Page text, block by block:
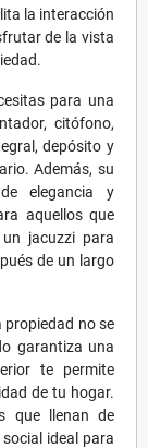
la interacción
de la vista
para una
citófono,
depósito y
Además, su
elegancia y
aquellos que
jacuzzi para
de un largo
propiedad no se
garantiza una
te permite
de tu hogar.
que llenan de
ideal para